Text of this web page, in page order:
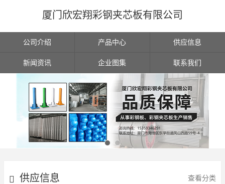
厦门欣宏翔彩钢夹芯板有限公司
公司介绍 产品中心 供应信息
新闻资讯 企业图集 联系我们
供应信息 查看分类